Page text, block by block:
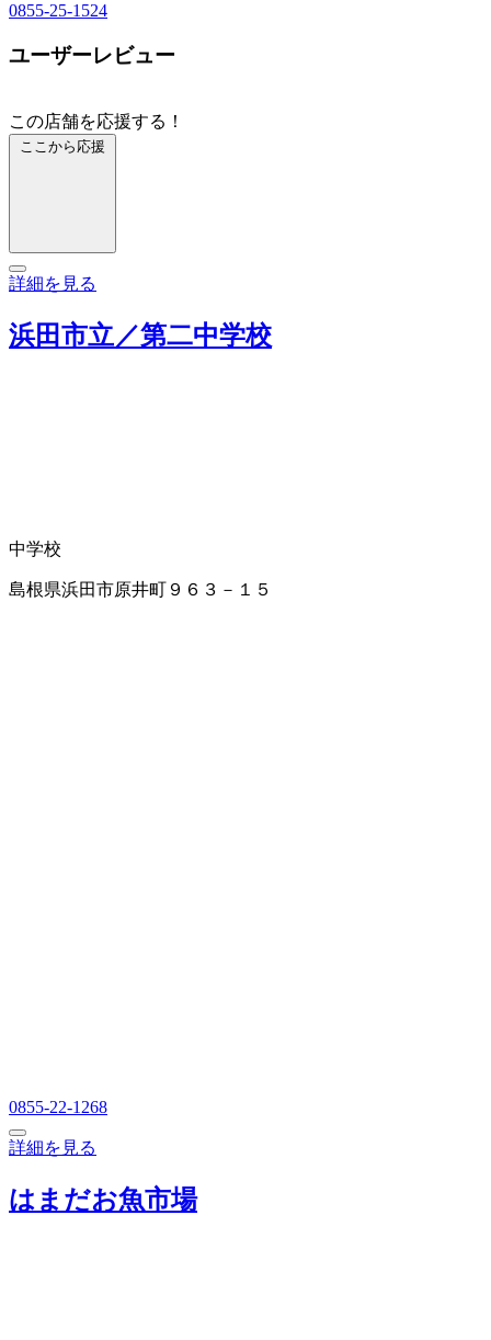
0855-25-1524
ユーザーレビュー
この店舗を応援する！
ここから応援
詳細を見る
浜田市立／第二中学校
中学校
島根県浜田市原井町９６３－１５
0855-22-1268
詳細を見る
はまだお魚市場